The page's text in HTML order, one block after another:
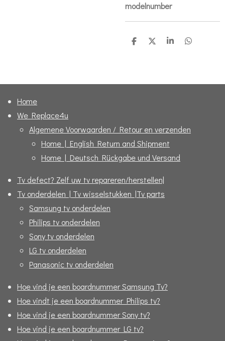
modelnumber
D
D
S
D
Home
We Replace4u
Algemene Voorwaarden / Retour en verzenden
Home | English Return and Shipment
Home | Deutsch Rückgabe und Versand
Tv defect? Zelf uw tv repareren/herstellen|
Tv onderdelen | Tv wisselstukken |Tv parts
Samsung tv onderdelen
Philips tv onderdelen
Sony tv onderdelen
LG tv onderdelen
Panasonic tv onderdelen
Hoe vind je een boardnummer Samsung Tv?
Hoe vindt je een boardnummer Philips tv?
Hoe vind je een boardnummer Sony tv?
Hoe vind je een boardnummer LG tv?